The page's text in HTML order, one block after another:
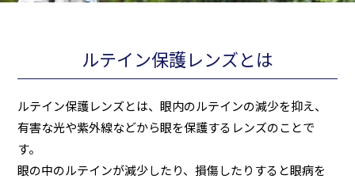
ルテイン保護レンズとは
ルテイン保護レンズとは、眼内のルテインの減少を抑え、
有害な光や紫外線などから眼を保護するレンズのことで
す。
眼の中のルテインが減少したり、損傷したりすると眼病を